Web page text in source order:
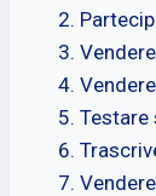
Testare